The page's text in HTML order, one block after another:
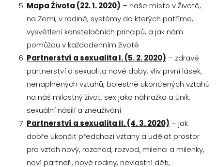
Mapa Života (22. 1. 2020) – naše místo v Životě,
na Zemi, v rodině, systémy do kterých patříme,
vysvětlení konstelačních principů, a jak nám
pomůžou v každodenním životě
Partnerství a sexualita I. (5. 2. 2020) – zdravé
partnerství a sexualita nové doby, vliv první lásek,
nenaplněných vztahů, bolestně ukončených vztahů
na náš milostný život, sex jako náhražka a únik,
sexuální násilí a zneužívání
Partnerství a sexualita II. (4. 3. 2020) – jak
dobře ukončit předchozí vztahy a udělat prostor
pro vztah nový, rozchod, rozvod, milenci a milenky,
noví partneři, nové rodiny, nevlastní děti,